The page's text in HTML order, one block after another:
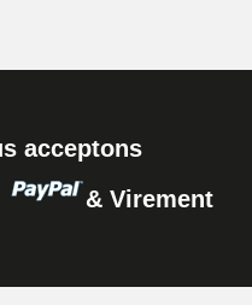
acceptons
& Virement